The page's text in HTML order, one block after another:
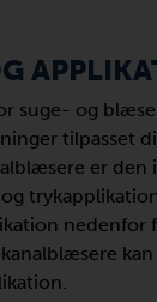
suge- og
tilpasset
er den
nedenfor